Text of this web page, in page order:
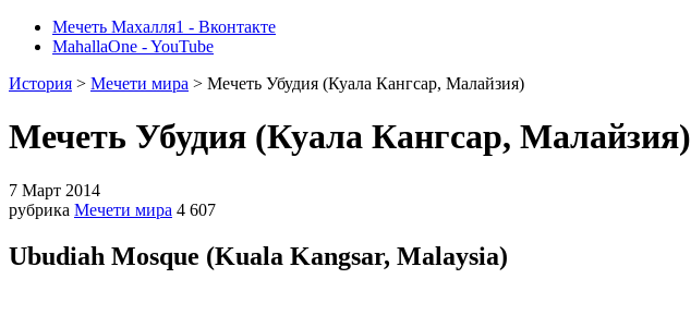
Мечеть Махалля1 - Вконтакте
MahallaOne - YouTube
История > Мечети мира > Мечеть Убудия (Куала Кангсар, Малайзия)
Мечеть Убудия (Куала Кангсар, Малайзия)
7 Март 2014
рубрика Мечети мира 4 607
Ubudiah Mosque (Kuala Kangsar, Malaysia)